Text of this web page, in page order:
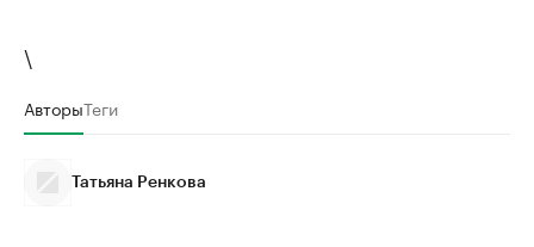
\
АвторыТеги
Татьяна Ренкова